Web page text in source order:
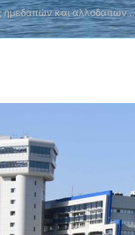
ημεδαπών και αλλοδαπών